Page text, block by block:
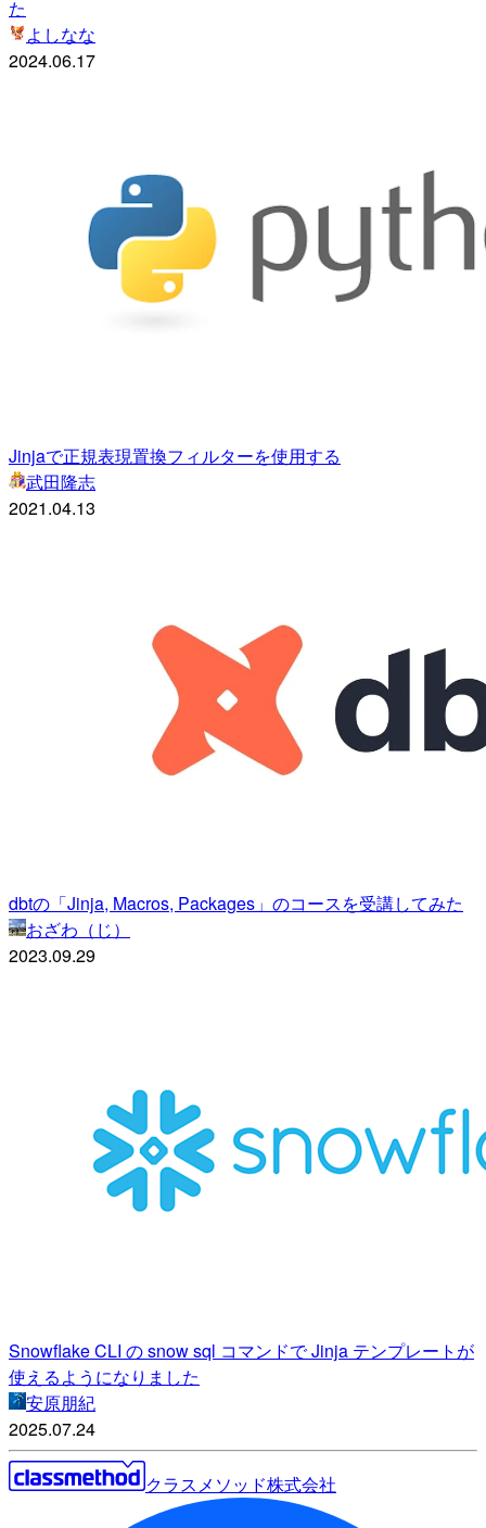
た
よしなな
2024.06.17
Jinjaで正規表現置換フィルターを使用する
武田隆志
2021.04.13
dbtの「Jinja, Macros, Packages」のコースを受講してみた
おざわ（じ）
2023.09.29
Snowflake CLI の snow sql コマンドで Jinja テンプレートが
使えるようになりました
安原朋紀
2025.07.24
クラスメソッド株式会社